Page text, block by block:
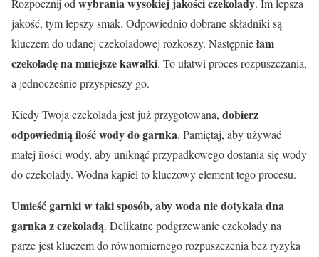
Rozpocznij od
. Im lepsza
jakość, tym lepszy smak. Odpowiednio dobrane składniki są
kluczem do udanej czekoladowej rozkoszy. Następniełam
czekoladę na mniejsze kawałki. To ułatwi proces rozpuszczania,
a jednocześnie przyspieszy go.
Kiedy Twoja czekolada jest już przygotowana, dobierz
odpowiednią ilość wody do garnka. Pamiętaj, aby używać
małej ilości wody, aby uniknąć przypadkowego dostania się wody
do czekolady. Wodna kąpiel to kluczowy element tego procesu.
Umieść garnki w taki sposób, aby woda nie dotykała dna
garnka z czekoladą. Delikatne podgrzewanie czekolady na
parze jest kluczem do równomiernego rozpuszczenia bez ryzyka